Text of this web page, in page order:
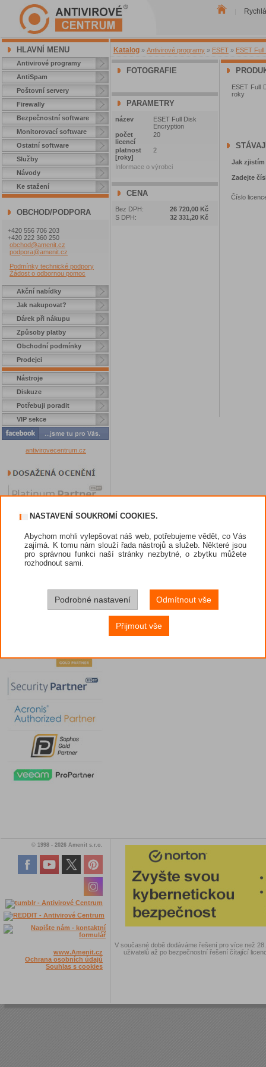
HLAVNÍ MENU
Antivirové programy
AntiSpam
Poštovní servery
Firewally
Bezpečnostní software
Monitorovací software
Ostatní software
Služby
Návody
Ke stažení
OBCHOD/PODPORA
+420 556 706 203
+420 222 360 250
obchod@amenit.cz
podpora@amenit.cz
Podmínky technické podpory
Žádost o odbornou pomoc
Akční nabídky
Jak nakupovat?
Dárek při nákupu
Způsoby platby
Obchodní podmínky
Prodejci
Nástroje
Diskuze
Potřebuji poradit
VIP sekce
antivirovecentrum.cz
Katalog » Antivirové programy » ESET » ESET
FOTOGRAFIE
PARAMETRY
název
ESET Full Disk
Encryption
počet
licencí
20
platnost
[roky]
2
Informace o výrobci
CENA
Bez DPH:
26 720,00 Kč
S DPH:
32 331,20 Kč
ESET Full
roky
Jak
Zadejte
Číslo
© 1998 - 2026 Amenit s.r.o.
www.Amenit.cz
Ochrana osobních údajů
Souhlas s cookies
V současné době dodáváme řešení pro více než
uživatelů až po bezpečnostní řešení čítající
NASTAVENÍ SOUKROMÍ COOKIES.
Abychom mohli vylepšovat náš web, potřebujeme vědět, co Vás
zajímá. K tomu nám slouží řada nástrojů a služeb. Některé jsou
pro správnou funkci naší stránky nezbytné, o zbytku můžete
rozhodnout sami.
Podrobné nastavení Odmítnout vše
Přijmout vše